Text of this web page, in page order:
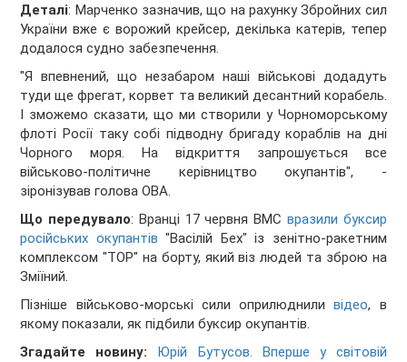
Деталі: Марченко зазначив, що на рахунку Збройних сил
України вже є ворожий крейсер, декілька катерів, тепер
додалося судно забезпечення.
"Я впевнений, що незабаром наші військові додадуть
туди ще фрегат, корвет та великий десантний корабель.
І зможемо сказати, що ми створили у Чорноморському
флоті Росії таку собі підводну бригаду кораблів на дні
Чорного моря. На відкриття запрошується все
військово-політичне керівництво окупантів", -
зіронізував голова ОВА.
Що передувало: Вранці 17 червня ВМС вразили буксир
російських окупантів "Васілій Бех" із зенітно-ракетним
комплексом "ТОР" на борту, який віз людей та зброю на
Зміїний.
Пізніше військово-морські сили оприлюдниливідео, в
якому показали, як підбили буксир окупантів.
Згадайте новину:
Юрій Бутусов. Вперше у світовій